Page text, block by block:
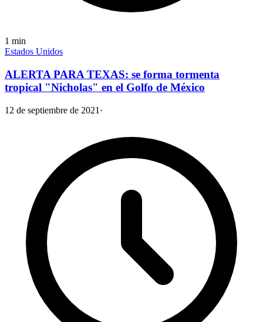
1 min
Estados Unidos
ALERTA PARA TEXAS: se forma tormenta
tropical "Nicholas" en el Golfo de México
12 de septiembre de 2021 ·